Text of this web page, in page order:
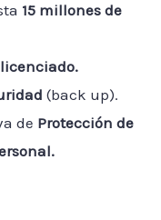
15 millones de
(back up).
de Protección de